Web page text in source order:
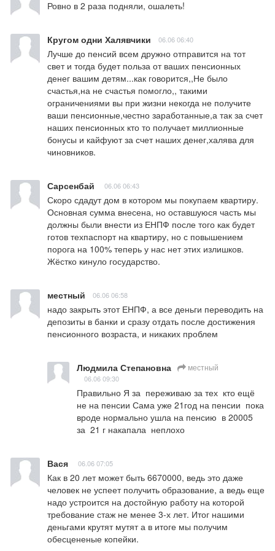
Ровно в 2 раза подняли, ошалеть!
Кругом одни Халявчики 06.06 06:40
Лучше до пенсий всем дружно отправится на тот
свет и тогда будет польза от ваших пенсионных
денег вашим детям...как говорится,,Не было
счастья,на не счастья помогло,, такими
ограничениями вы при жизни некогда не получите
ваши пенсионные,честно заработанные,а так за счет
наших пенсионных кто то получает миллионные
бонусы и кайфуют за счет наших денег,халява для
чиновников.
Сарсенбай 06.06 06:43
Скоро сдадут дом в котором мы покупаем квартиру.
Основная сумма внесена, но оставшуюся часть мы
должны были внести из ЕНПФ после того как будет
готов техпаспорт на квартиру, но с повышением
порога на 100% теперь у нас нет этих излишков.
Жёстко кинуло государство.
местный 06.06 06:58
надо закрыть этот ЕНПФ, а все деньги переводить на
депозиты в банки и сразу отдать после достижения
пенсионного возраста, и никаких проблем
Людмила Степановна местный
06.06 09:30
Правильно Я за  переживаю за тех  кто ещё
не на пенсии Сама уже 21год на пенсии  пока
вроде нормально ушла на пенсию  в 20005
за  21 г накапала  неплохо
Вася 06.06 07:05
Как в 20 лет может быть 6670000, ведь это даже
человек не успеет получить образование, а ведь еще
надо устроится на достойную работу на которой
требование стаж не менее 3-х лет. Итог нашими
деньгами крутят мутят а в итоге мы получим
обесцененые копейки.